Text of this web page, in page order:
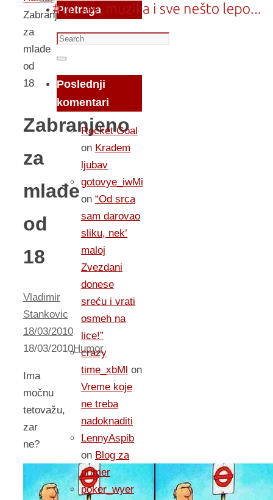
Zabranjeno
za
mlađe
od
18
Zabranjeno
za
mlađe
od
18
Vladimir
Stankovic
18/03/2010
18/03/2010Humor
Ima
močnu
tetovažu,
zar
ne?
Pretraga
Search
for:
Search
Poslednji
komentari
Rocket Goal
on Kradem
ljubav
gotovye_iwMi
on “Od srca
sam darovao
sliku, nek’
maloj
Zvezdani
donese
sreću i vrati
osmeh na
lice!”
crazy
time_xbMl on
Vreme koje
ne treba
nadoknaditi
LennyAspib
on Blog za
primer
poker_wyer